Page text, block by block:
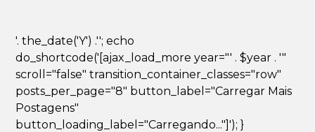
'. the_date('Y') .''; echo
do_shortcode('[ajax_load_more year="' . $year . '"
scroll="false" transition_container_classes="row"
posts_per_page="8" button_label="Carregar Mais
Postagens"
button_loading_label="Carregando..."]'); }